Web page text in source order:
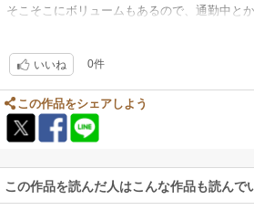
そこそこにボリュームもあるので、通勤中と
いいね 0件
この作品をシェアしよう
この作品を読んだ人はこんな作品も読んで